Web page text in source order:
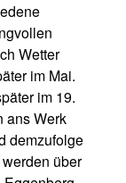
Wetter
im Mai.
im 19.
ans Werk
demzufolge
über